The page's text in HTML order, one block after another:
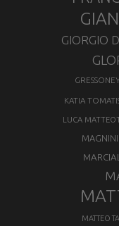
GIORGIO
KATIA
LUCA
MAGNINI
MATTEO